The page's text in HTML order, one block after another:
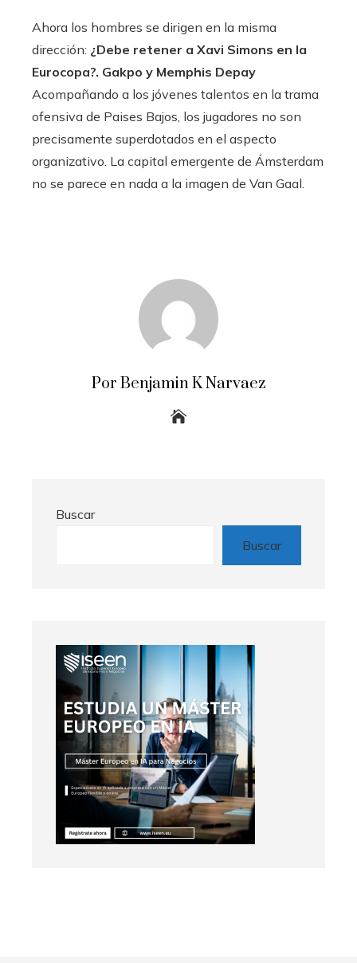
Ahora los hombres se dirigen en la misma
dirección: ¿Debe retener a Xavi Simons en la
Eurocopa?. Gakpo y Memphis Depay
Acompañando a los jóvenes talentos en la trama
ofensiva de Paises Bajos, los jugadores no son
precisamente superdotados en el aspecto
organizativo. La capital emergente de Ámsterdam
no se parece en nada a la imagen de Van Gaal.
Por Benjamin K Narvaez
Buscar
Buscar